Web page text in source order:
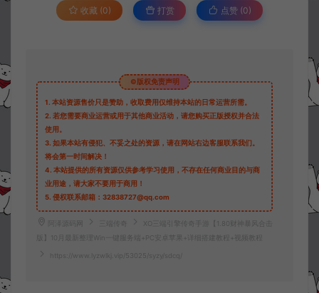
收藏 (0) 打赏 点赞 (0)
©版权免责声明
1. 本站资源售价只是赞助，收取费用仅维持本站的日常运营所需。
2. 若您需要商业运营或用于其他商业活动，请您购买正版授权并合法
使用。
3. 如果本站有侵犯、不妥之处的资源，请在网站右边客服联系我们。
将会第一时间解决！
4. 本站提供的所有资源仅供参考学习使用，不存在任何商业目的与商
业用途，请大家不要用于商用！
5. 侵权联系邮箱：32838727@qq.com
阿泽源码网 三端传奇
XO三端引擎传奇手游【1.80财神暴风合击
版】10月最新整理Win一键服务端+PC安卓苹果+详细搭建教程+视频教程
https://www.lyzwlkj.vip/53025/syzy/sdcq/